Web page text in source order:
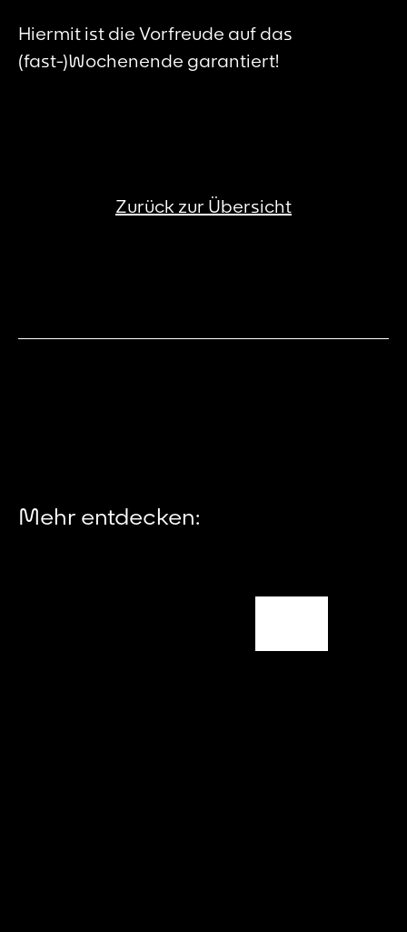
Hiermit ist die Vorfreude auf das
(fast-)Wochenende garantiert!
Zurück zur Übersicht
Mehr entdecken: